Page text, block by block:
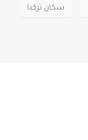
سكان تركيا